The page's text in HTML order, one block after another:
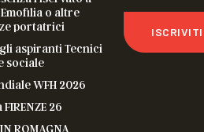
o altre
portatrici
aspiranti Tecnici
sociale
WFH 2026
26
ROMAGNA
ISCRIVITI